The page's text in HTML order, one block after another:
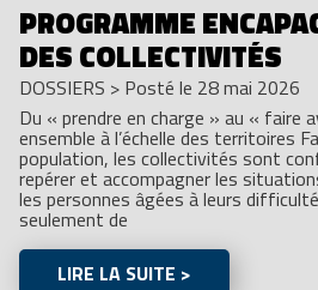
PROGRAMME
DES COLLECTIVITÉS
DOSSIERS > Posté le 28 mai 2026
Du « prendre en charge » au « faire
ensemble à l’échelle des territoires
population, les collectivités sont
repérer et accompagner les
les personnes âgées à leurs
seulement de
LIRE LA SUITE >